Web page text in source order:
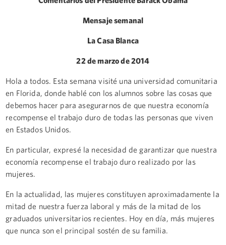
Mensaje semanal
La Casa Blanca
22 de marzo de 2014
Hola a todos. Esta semana visité una universidad comunitaria
en Florida, donde hablé con los alumnos sobre las cosas que
debemos hacer para asegurarnos de que nuestra economía
recompense el trabajo duro de todas las personas que viven
en Estados Unidos.
En particular, expresé la necesidad de garantizar que nuestra
economía recompense el trabajo duro realizado por las
mujeres.
En la actualidad, las mujeres constituyen aproximadamente la
mitad de nuestra fuerza laboral y más de la mitad de los
graduados universitarios recientes. Hoy en día, más mujeres
que nunca son el principal sostén de su familia.